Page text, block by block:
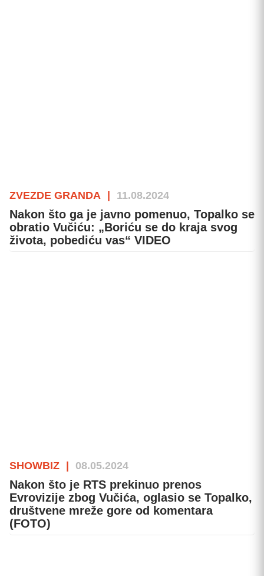
ZVEZDE GRANDA | 11.08.2024
Nakon što ga je javno pomenuo, Topalko se
obratio Vučiću: „Boriću se do kraja svog
života, pobediću vas“ VIDEO
SHOWBIZ | 08.05.2024
Nakon što je RTS prekinuo prenos
Evrovizije zbog Vučića, oglasio se Topalko,
društvene mreže gore od komentara
(FOTO)